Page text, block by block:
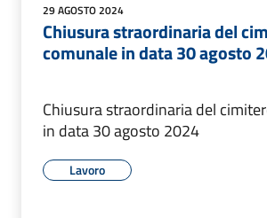
29 AGOSTO 2024
Chiusura straordinaria del
comunale in data 30 agosto
Chiusura straordinaria del
in data 30 agosto 2024
Lavoro